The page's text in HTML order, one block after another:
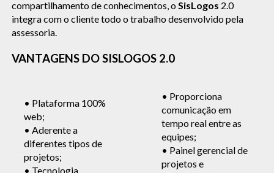
compartilhamento de conhecimentos, o SisLogos 2.0
integra com o cliente todo o trabalho desenvolvido pela
assessoria.
VANTAGENS DO SISLOGOS 2.0
• Plataforma 100%
web;
• Aderente a
diferentes tipos de
projetos;
• Tecnologia
• Proporciona
comunicação em
tempo real entre as
equipes;
• Painel gerencial de
projetos e